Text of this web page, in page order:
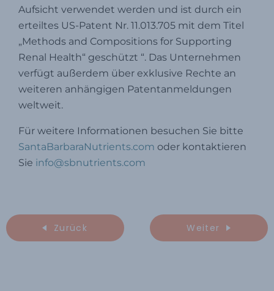
Aufsicht verwendet werden und ist durch ein
erteiltes US-Patent Nr. 11.013.705 mit dem Titel
„Methods and Compositions for Supporting
Renal Health“ geschützt “. Das Unternehmen
verfügt außerdem über exklusive Rechte an
weiteren anhängigen Patentanmeldungen
weltweit.
Für weitere Informationen besuchen Sie bitte
SantaBarbaraNutrients.com oder kontaktieren
Sie info@sbnutrients.com
Zurück Weiter